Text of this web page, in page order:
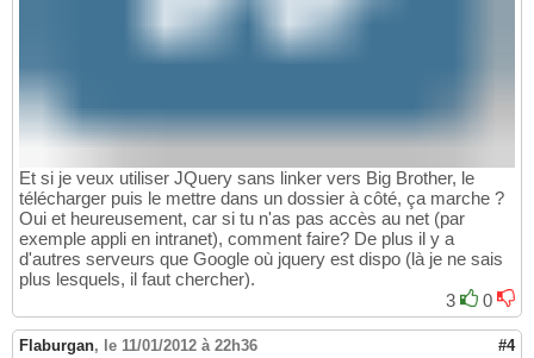
Et si je veux utiliser JQuery sans linker vers Big Brother, le
télécharger puis le mettre dans un dossier à côté, ça marche ?
Oui et heureusement, car si tu n'as pas accès au net (par
exemple appli en intranet), comment faire? De plus il y a
d'autres serveurs que Google où jquery est dispo (là je ne sais
plus lesquels, il faut chercher).
3
0
Flaburgan, le 11/01/2012 à 22h36 #4